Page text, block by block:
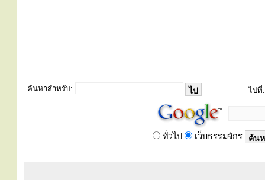
ค้นหาสำหรับ: ไปที่:
ทั่วไป เว็บธรรมจักร